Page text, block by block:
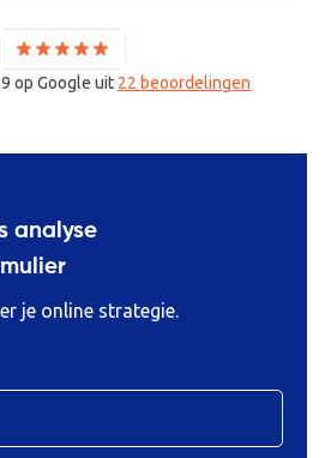
op Google uit 22 beoordelingen
analyse
je online strategie.